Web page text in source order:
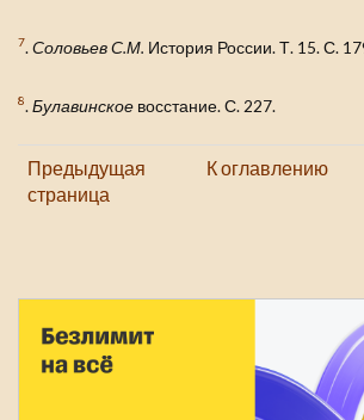
7.Соловьев С.М. История России. Т. 15. С.
8.Булавинское восстание. С. 227.
Предыдущая
страница
К оглавлению